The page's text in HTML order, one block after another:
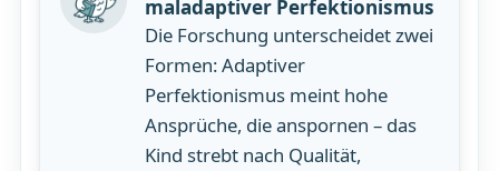
maladaptiver Perfektionismus
Die Forschung unterscheidet zwei
Formen: Adaptiver
Perfektionismus meint hohe
Ansprüche, die anspornen – das
Kind strebt nach Qualität,